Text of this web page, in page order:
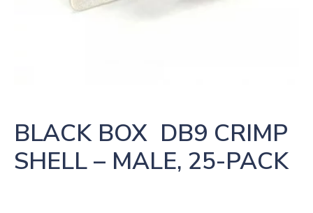
BLACK BOX  DB9 CRIMP
SHELL – MALE, 25-PACK